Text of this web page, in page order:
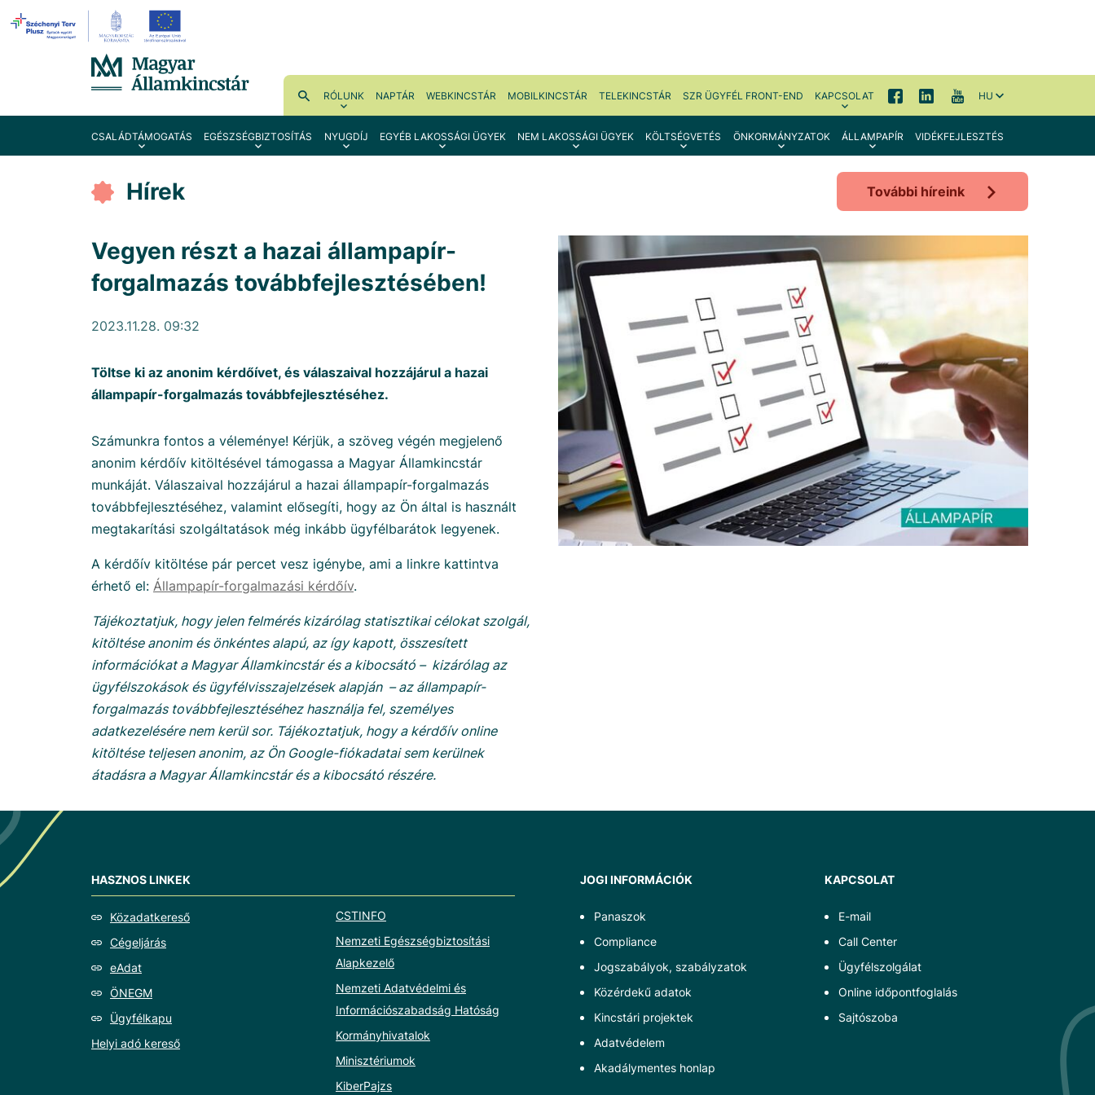
RÓLUNK NAPTÁR WEBKINCSTÁR MOBILKINCSTÁR TELEKINCSTÁR SZR ÜGYFÉL FRONT-END KAPCSOLAT HU
CSALÁDTÁMOGATÁS EGÉSZSÉGBIZTOSÍTÁS NYUGDÍJ EGYÉB LAKOSSÁGI ÜGYEK NEM LAKOSSÁGI ÜGYEK KÖLTSÉGVETÉS ÖNKORMÁNYZATOK ÁLLAMPAPÍR VIDÉKFEJLESZTÉS
Hírek További híreink
Vegyen részt a hazai állampapír-
forgalmazás továbbfejlesztésében!
2023.11.28. 09:32
Töltse ki az anonim kérdőívet, és válaszaival hozzájárul a hazai
állampapír-forgalmazás továbbfejlesztéséhez.
Számunkra fontos a véleménye! Kérjük, a szöveg végén megjelenő
anonim kérdőív kitöltésével támogassa a Magyar Államkincstár
munkáját. Válaszaival hozzájárul a hazai állampapír-forgalmazás
továbbfejlesztéséhez, valamint elősegíti, hogy az Ön által is használt
megtakarítási szolgáltatások még inkább ügyfélbarátok legyenek.
A kérdőív kitöltése pár percet vesz igénybe, ami a linkre kattintva
érhető el: Állampapír-forgalmazási kérdőív.
Tájékoztatjuk, hogy jelen felmérés kizárólag statisztikai célokat szolgál,
kitöltése anonim és önkéntes alapú, az így kapott, összesített
információkat a Magyar Államkincstár és a kibocsátó – kizárólag az
ügyfélszokások és ügyfélvisszajelzések alapján – az állampapír-
forgalmazás továbbfejlesztéséhez használja fel, személyes
adatkezelésére nem kerül sor. Tájékoztatjuk, hogy a kérdőív online
kitöltése teljesen anonim, az Ön Google-fiókadatai sem kerülnek
átadásra a Magyar Államkincstár és a kibocsátó részére.
HASZNOS LINKEK
Közadatkereső
Cégeljárás
eAdat
ÖNEGM
Ügyfélkapu
Helyi adó kereső
CSTINFO
Nemzeti Egészségbiztosítási
Alapkezelő
Nemzeti Adatvédelmi és
Információszabadság Hatóság
Kormányhivatalok
Minisztériumok
KiberPajzs
JOGI INFORMÁCIÓK
Panaszok
Compliance
Jogszabályok, szabályzatok
Közérdekű adatok
Kincstári projektek
Adatvédelem
Akadálymentes honlap
KAPCSOLAT
E-mail
Call Center
Ügyfélszolgálat
Online időpontfoglalás
Sajtószoba